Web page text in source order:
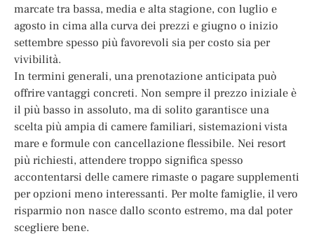
marcate tra bassa, media e alta stagione, con luglio e
agosto in cima alla curva dei prezzi e giugno o inizio
settembre spesso più favorevoli sia per costo sia per
vivibilità.
In termini generali, una prenotazione anticipata può
offrire vantaggi concreti. Non sempre il prezzo iniziale è
il più basso in assoluto, ma di solito garantisce una
scelta più ampia di camere familiari, sistemazioni vista
mare e formule con cancellazione flessibile. Nei resort
più richiesti, attendere troppo significa spesso
accontentarsi delle camere rimaste o pagare supplementi
per opzioni meno interessanti. Per molte famiglie, il vero
risparmio non nasce dallo sconto estremo, ma dal poter
scegliere bene.